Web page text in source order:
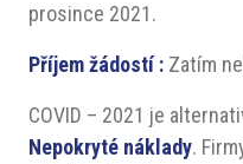
prosince 2021.
Příjem žádostí : Zatím
COVID – 2021 je
Nepokryté náklady.